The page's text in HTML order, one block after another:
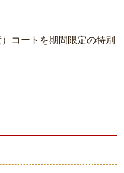
コートを期間限定の特別